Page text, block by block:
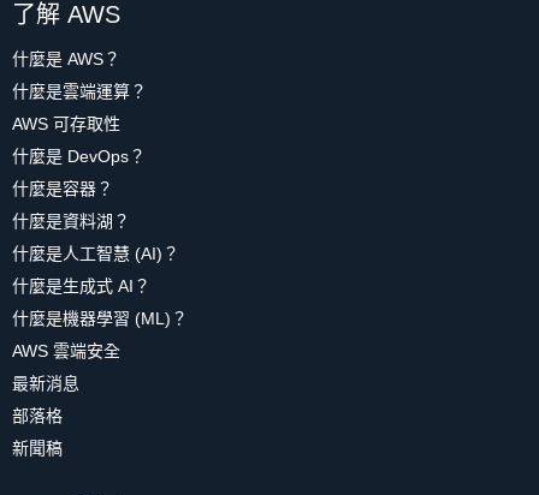
了解 AWS
什麼是 AWS？
什麼是雲端運算？
AWS 可存取性
什麼是 DevOps？
什麼是容器？
什麼是資料湖？
什麼是人工智慧 (AI)？
什麼是生成式 AI？
什麼是機器學習 (ML)？
AWS 雲端安全
最新消息
部落格
新聞稿